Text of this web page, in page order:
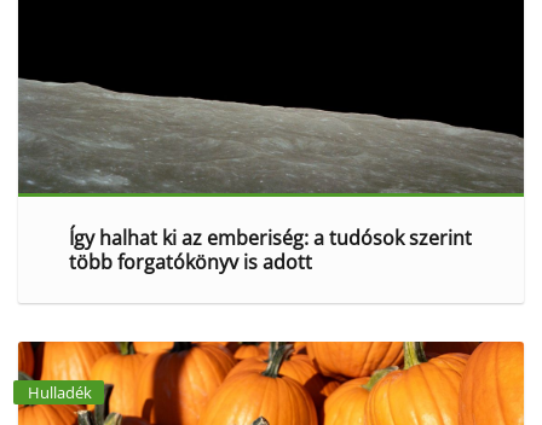
Így halhat ki az emberiség: a tudósok szerint
több forgatókönyv is adott
Hulladék